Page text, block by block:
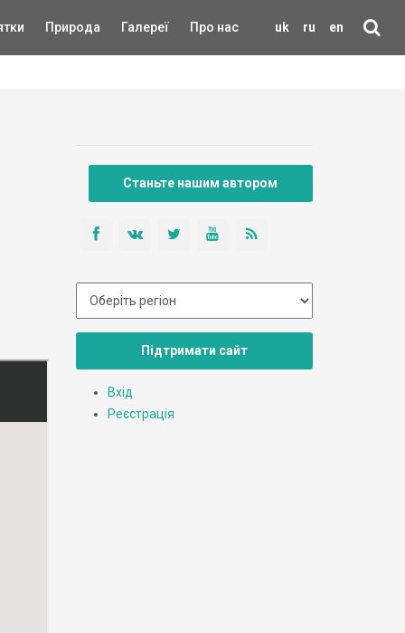
uk ru en
Природа Галереї Про нас
Станьте нашим автором
Підтримати сайт
Вхід
Реєстрація